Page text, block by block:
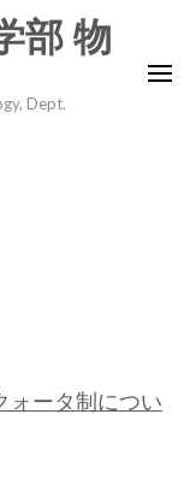
部 物
Dept.
ォータ制につい